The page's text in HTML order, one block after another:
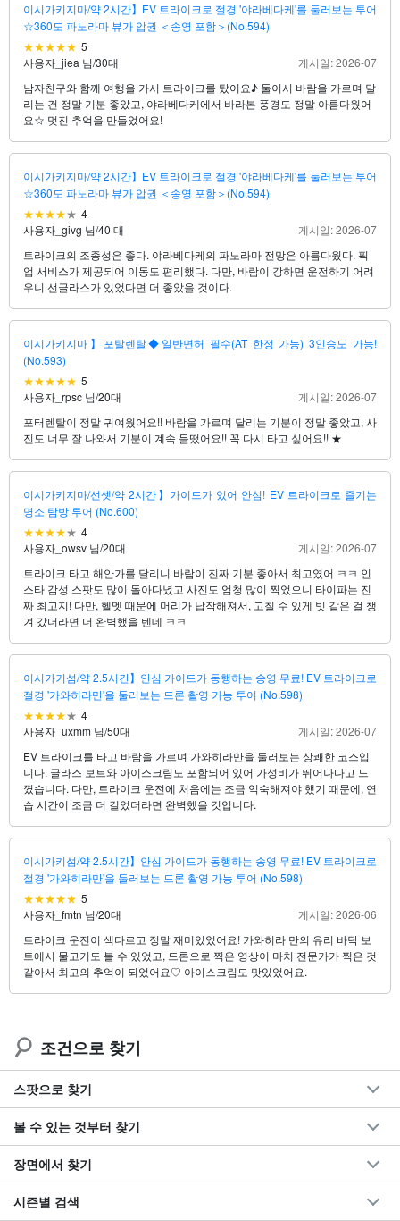
이시가키지마/약 2시간】EV 트라이크로 절경 '야라베다케'를 둘러보는 투어
☆360도 파노라마 뷰가 압권 ＜송영 포함＞(No.594)
5
사용자_jiea 님/30대
게시일: 2026-07
남자친구와 함께 여행을 가서 트라이크를 탔어요♪ 둘이서 바람을 가르며 달
리는 건 정말 기분 좋았고, 야라베다케에서 바라본 풍경도 정말 아름다웠어
요☆ 멋진 추억을 만들었어요!
이시가키지마/약 2시간】EV 트라이크로 절경 '야라베다케'를 둘러보는 투어
☆360도 파노라마 뷰가 압권 ＜송영 포함＞(No.594)
4
사용자_givg 님/40 대
게시일: 2026-07
트라이크의 조종성은 좋다. 야라베다케의 파노라마 전망은 아름다웠다. 픽
업 서비스가 제공되어 이동도 편리했다. 다만, 바람이 강하면 운전하기 어려
우니 선글라스가 있었다면 더 좋았을 것이다.
이시가키지마】포탈렌탈◆일반면허 필수(AT 한정 가능) 3인승도 가능!
(No.593)
5
사용자_rpsc 님/20대
게시일: 2026-07
포터렌탈이 정말 귀여웠어요!! 바람을 가르며 달리는 기분이 정말 좋았고, 사
진도 너무 잘 나와서 기분이 계속 들떴어요!! 꼭 다시 타고 싶어요!! ★
이시가키지마/선셋/약 2시간】가이드가 있어 안심! EV 트라이크로 즐기는
명소 탐방 투어 (No.600)
4
사용자_owsv 님/20대
게시일: 2026-07
트라이크 타고 해안가를 달리니 바람이 진짜 기분 좋아서 최고였어 ㅋㅋ 인
스타 감성 스팟도 많이 돌아다녔고 사진도 엄청 많이 찍었으니 타이파는 진
짜 최고지! 다만, 헬멧 때문에 머리가 납작해져서, 고칠 수 있게 빗 같은 걸 챙
겨 갔더라면 더 완벽했을 텐데 ㅋㅋ
이시가키섬/약 2.5시간】안심 가이드가 동행하는 송영 무료! EV 트라이크로
절경 '가와히라만'을 둘러보는 드론 촬영 가능 투어 (No.598)
4
사용자_uxmm 님/50대
게시일: 2026-07
EV 트라이크를 타고 바람을 가르며 가와히라만을 둘러보는 상쾌한 코스입
니다. 글라스 보트와 아이스크림도 포함되어 있어 가성비가 뛰어나다고 느
꼈습니다. 다만, 트라이크 운전에 처음에는 조금 익숙해져야 했기 때문에, 연
습 시간이 조금 더 길었더라면 완벽했을 것입니다.
이시가키섬/약 2.5시간】안심 가이드가 동행하는 송영 무료! EV 트라이크로
절경 '가와히라만'을 둘러보는 드론 촬영 가능 투어 (No.598)
5
사용자_fmtn 님/20대
게시일: 2026-06
트라이크 운전이 색다르고 정말 재미있었어요! 가와히라 만의 유리 바닥 보
트에서 물고기도 볼 수 있었고, 드론으로 찍은 영상이 마치 전문가가 찍은 것
같아서 최고의 추억이 되었어요♡ 아이스크림도 맛있었어요.
조건으로 찾기
스팟으로 찾기
볼 수 있는 것부터 찾기
장면에서 찾기
시즌별 검색